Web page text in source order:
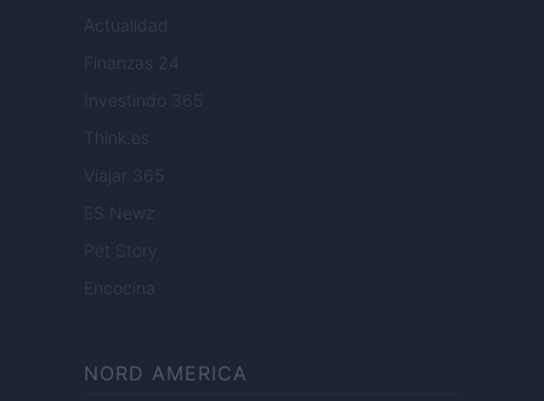
Actualidad
Finanzas 24
Investindo 365
Think.es
Viajar 365
ES Newz
Pet Story
Encocina
NORD AMERICA